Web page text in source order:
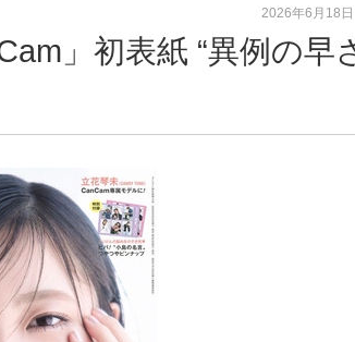
」初表紙 “異例の早
2026年6月18